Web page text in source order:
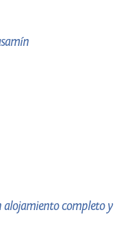
alojamiento completo y